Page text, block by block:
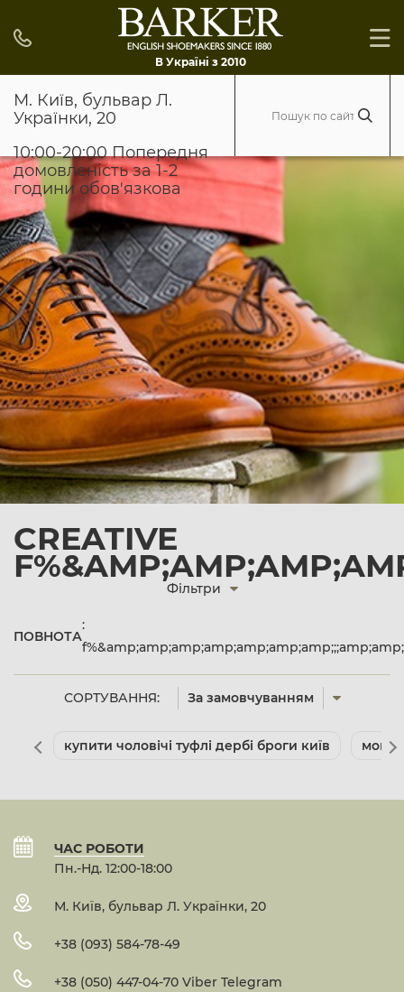
В Україні з 2010
М. Київ, бульвар Л.
Українки, 20
10:00-20:00 Попередня
домовленість за 1-2
години обов'язкова
CREATIVE
СОРТУВАННЯ: За замовчуванням
Фільтри
ПОВНОТА
:
купити чоловічі туфлі дербі броги київ
ЧАС РОБОТИ
Пн.-Нд. 12:00-18:00
М. Київ, бульвар Л. Українки, 20
+38 (093) 584-78-49
+38 (050) 447-04-70 Viber Telegram